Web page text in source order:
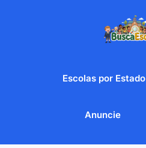
Escolas por Estado
Anuncie